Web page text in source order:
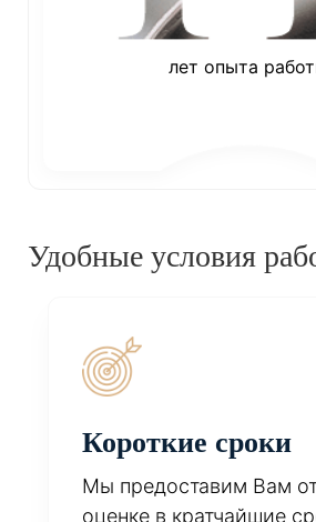
лет опыта
Удобные условия
Короткие сроки
Мы предоставим Вам
оценке в кратчайшие